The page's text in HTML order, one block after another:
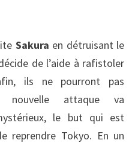
Sakura en détruisant le
de l’aide à rafistoler
ils ne pourront pas
attaque va
le but qui est
reprendre Tokyo. En un